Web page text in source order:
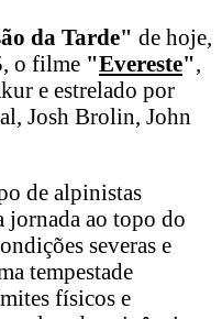
da Tarde" de hoje,
o filme "Evereste",
e estrelado por
Josh Brolin, John
de alpinistas
jornada ao topo do
severas e
tempestade
físicos e